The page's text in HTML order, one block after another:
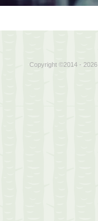
Copyright ©2014 - 2026